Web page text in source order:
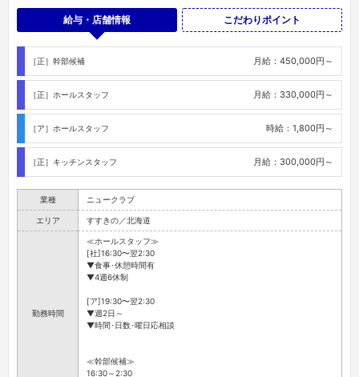
給与・店舗情報 こだわりポイント
［正］幹部候補 月給：450,000円～
［正］ホールスタッフ 月給：330,000円～
［ア］ホールスタッフ 時給：1,800円～
［正］キッチンスタッフ 月給：300,000円～
業種 ニュークラブ
エリア すすきの／北海道
勤務時間
≪ホールスタッフ≫
[社]16:30〜翌2:30
▼食事･休憩時間有
▼4週6休制
[ア]19:30〜翌2:30
▼週2日～
▼時間･日数･曜日応相談
≪幹部候補≫
16:30～2:30